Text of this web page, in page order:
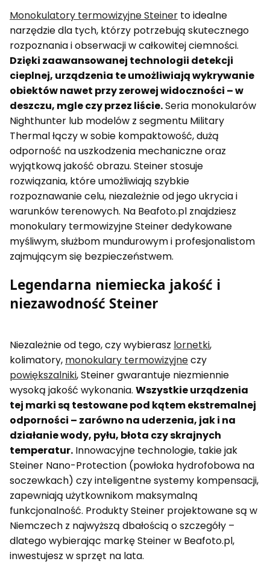
Monokulatory termowizyjne Steiner to idealne
narzędzie dla tych, którzy potrzebują skutecznego
rozpoznania i obserwacji w całkowitej ciemności.
Dzięki zaawansowanej technologii detekcji
cieplnej, urządzenia te umożliwiają wykrywanie
obiektów nawet przy zerowej widoczności – w
deszczu, mgle czy przez liście.Seria monokularów
Nighthunter lub modelów z segmentu Military
Thermal łączy w sobie kompaktowość, dużą
odporność na uszkodzenia mechaniczne oraz
wyjątkową jakość obrazu. Steiner stosuje
rozwiązania, które umożliwiają szybkie
rozpoznawanie celu, niezależnie od jego ukrycia i
warunków terenowych. Na Beafoto.pl znajdziesz
monokulary termowizyjne Steiner dedykowane
myśliwym, służbom mundurowym i profesjonalistom
zajmującym się bezpieczeństwem.
Legendarna niemiecka jakość i
niezawodność Steiner
Niezależnie od tego, czy wybierasz lornetki,
kolimatory, monokulary termowizyjneczy
powiększalniki, Steiner gwarantuje niezmiennie
wysoką jakość wykonania. Wszystkie urządzenia
tej marki są testowane pod kątem ekstremalnej
odporności – zarówno na uderzenia, jak i na
działanie wody, pyłu, błota czy skrajnych
temperatur. Innowacyjne technologie, takie jak
Steiner Nano-Protection (powłoka hydrofobowa na
soczewkach) czy inteligentne systemy kompensacji,
zapewniają użytkownikom maksymalną
funkcjonalność. Produkty Steiner projektowane są w
Niemczech z najwyższą dbałością o szczegóły –
dlatego wybierając markę Steiner w Beafoto.pl,
inwestujesz w sprzęt na lata.